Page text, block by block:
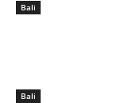
Bali
Bali